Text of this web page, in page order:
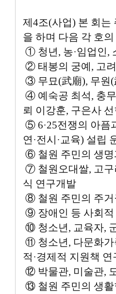
제4조(사업) 본 회는
을 하며 다음 각 호
① 청년, 농·임업인,
② 태봉의 궁예, 고
③ 무묘(武廟), 무원(
④ 예숙공 최석, 충
뢰 이강훈, 구은사
⑤ 6·25전쟁의 아픔
연·전시·교육) 설립
⑥ 철원 주민의 생명
⑦ 철원오대쌀, 고구
식 연구개발
⑧ 철원 주민의 주거
⑨ 장애인 등 사회적
⑩ 청소년, 교육자,
⑪ 청소년, 다문화가
적·경제적 지원책
⑫ 박물관, 미술관,
⑬ 철원 주민의 생활